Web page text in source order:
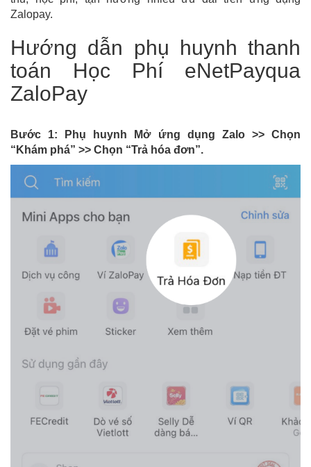
Zalopay.
Hướng dẫn phụ huynh thanh
toán Học Phí eNetPayqua
ZaloPay
Bước 1: Phụ huynh Mở ứng dụng Zalo >> Chọn
“Khám phá” >> Chọn “Trả hóa đơn”.